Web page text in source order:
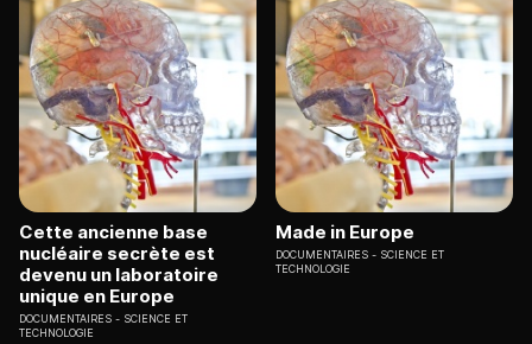
Cette ancienne base
nucléaire secrète est
devenu un laboratoire
unique en Europe
DOCUMENTAIRES
SCIENCE ET
TECHNOLOGIE
Made in Europe
DOCUMENTAIRES
SCIENCE ET
TECHNOLOGIE